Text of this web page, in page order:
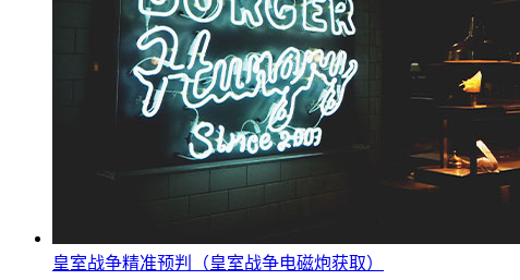
皇室战争精准预判（皇室战争电磁炮获取）